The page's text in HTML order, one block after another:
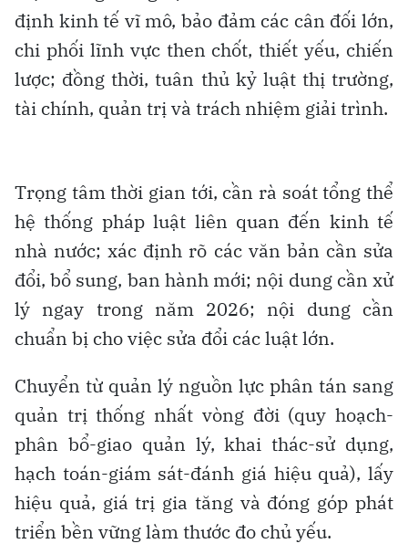
định kinh tế vĩ mô, bảo đảm các cân đối lớn,
chi phối lĩnh vực then chốt, thiết yếu, chiến
lược; đồng thời, tuân thủ kỷ luật thị trường,
tài chính, quản trị và trách nhiệm giải trình.
Trọng tâm thời gian tới, cần rà soát tổng thể
hệ thống pháp luật liên quan đến kinh tế
nhà nước; xác định rõ các văn bản cần sửa
đổi, bổ sung, ban hành mới; nội dung cần xử
lý ngay trong năm 2026; nội dung cần
chuẩn bị cho việc sửa đổi các luật lớn.
Chuyển từ quản lý nguồn lực phân tán sang
quản trị thống nhất vòng đời (quy hoạch-
phân bổ-giao quản lý, khai thác-sử dụng,
hạch toán-giám sát-đánh giá hiệu quả), lấy
hiệu quả, giá trị gia tăng và đóng góp phát
triển bền vững làm thước đo chủ yếu.